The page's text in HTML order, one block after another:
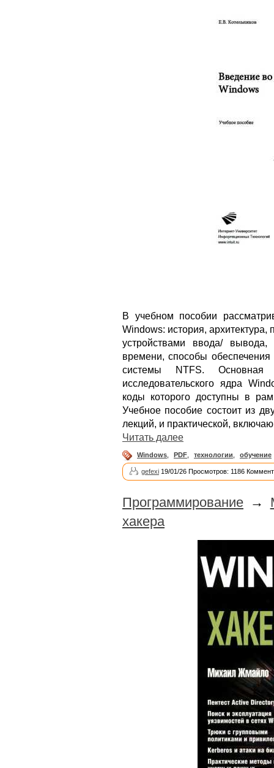
В учебном пособии
Windows: история,
устройствами ввода/ вывода,
времени, способы обеспечения
системы NTFS. Основная
исследовательского ядра
коды которого доступны в
Учебное пособие состоит из
лекций, и практической,
Читать далее
Windows PDF технологии обучение
gefexi 19/01/26 Просмотров: 1186
Программирование →
хакера